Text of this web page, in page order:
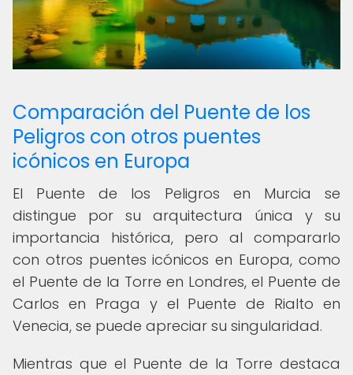
Comparación del Puente de los
Peligros con otros puentes
icónicos en Europa
El Puente de los Peligros en Murcia se
distingue por su arquitectura única y su
importancia histórica, pero al compararlo
con otros puentes icónicos en Europa, como
el Puente de la Torre en Londres, el Puente de
Carlos en Praga y el Puente de Rialto en
Venecia, se puede apreciar su singularidad.
Mientras que el Puente de la Torre destaca